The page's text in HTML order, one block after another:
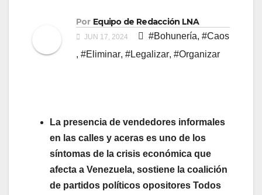
Por Equipo de Redacción LNA
JUN 17, 2024 #Bohunería, #Caos
, #Eliminar, #Legalizar, #Organizar
La presencia de vendedores informales
en las calles y aceras es uno de los
síntomas de la crisis económica que
afecta a Venezuela, sostiene la coalición
de partidos políticos opositores Todos